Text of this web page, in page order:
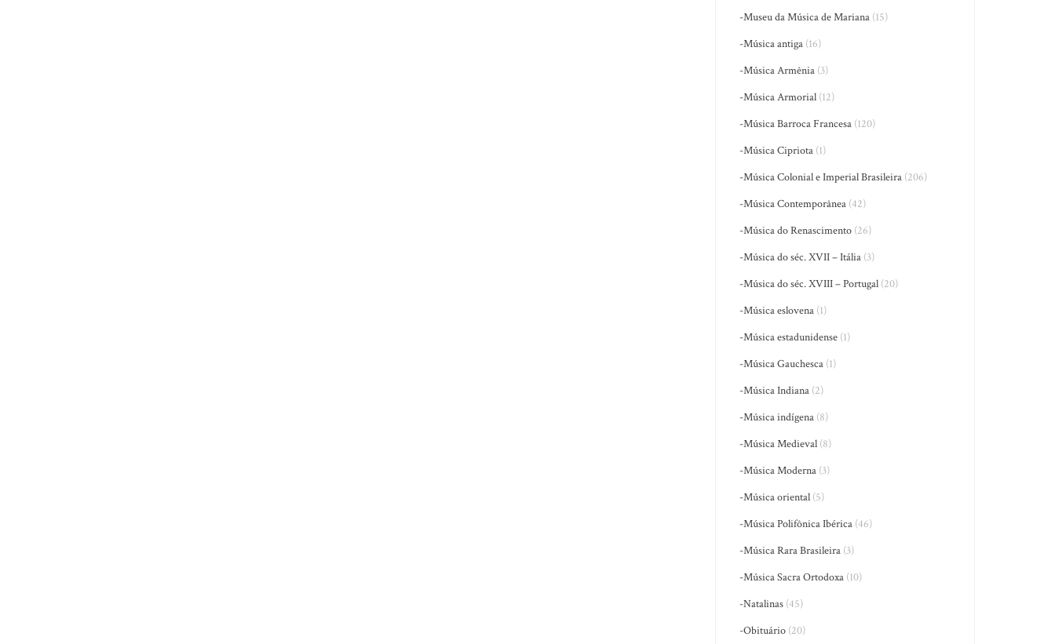
-Museu da Música de Mariana (15)
-Música antiga (16)
-Música Armênia (3)
-Música Armorial (12)
-Música Barroca Francesa (120)
-Música Cipriota (1)
-Música Colonial e Imperial Brasileira (206)
-Música Contemporânea (42)
-Música do Renascimento (26)
-Música do séc. XVII – Itália (3)
-Música do séc. XVIII – Portugal (20)
-Música eslovena (1)
-Música estadunidense (1)
-Música Gauchesca (1)
-Música Indiana (2)
-Música indígena (8)
-Música Medieval (8)
-Música Moderna (3)
-Música oriental (5)
-Música Polifônica Ibérica (46)
-Música Rara Brasileira (3)
-Música Sacra Ortodoxa (10)
-Natalinas (45)
-Obituário (20)